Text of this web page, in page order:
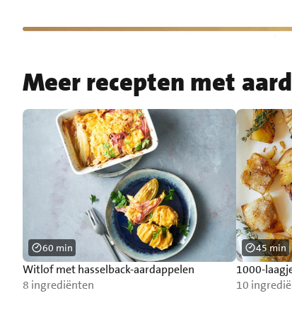
Meer recepten met
Witlof met hasselback-aardappelen
8 ingrediënten
60 min
1000-
10
45 min